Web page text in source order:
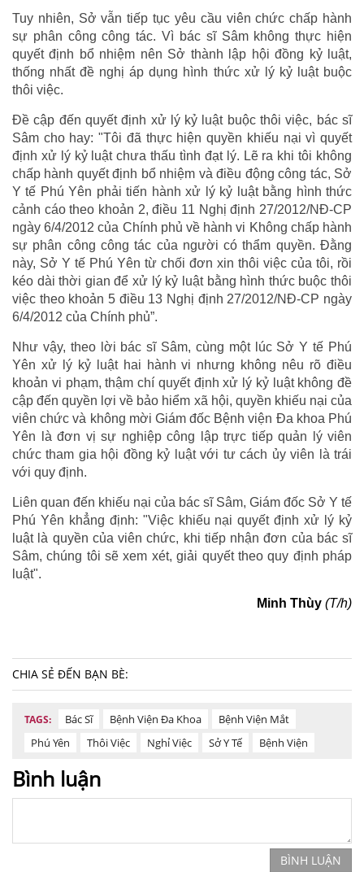
Tuy nhiên, Sở vẫn tiếp tục yêu cầu viên chức chấp hành
sự phân công công tác. Vì bác sĩ Sâm không thực hiện
quyết định bổ nhiệm nên Sở thành lập hội đồng kỷ luật,
thống nhất đề nghị áp dụng hình thức xử lý kỷ luật buộc
thôi việc.
Đề cập đến quyết định xử lý kỷ luật buộc thôi việc, bác sĩ
Sâm cho hay: "Tôi đã thực hiện quyền khiếu nại vì quyết
định xử lý kỷ luật chưa thấu tình đạt lý. Lẽ ra khi tôi không
chấp hành quyết định bổ nhiệm và điều động công tác, Sở
Y tế Phú Yên phải tiến hành xử lý kỷ luật bằng hình thức
cảnh cáo theo khoản 2, điều 11 Nghị định 27/2012/NĐ-CP
ngày 6/4/2012 của Chính phủ về hành vi Không chấp hành
sự phân công công tác của người có thẩm quyền. Đằng
này, Sở Y tế Phú Yên từ chối đơn xin thôi việc của tôi, rồi
kéo dài thời gian để xử lý kỷ luật bằng hình thức buộc thôi
việc theo khoản 5 điều 13 Nghị định 27/2012/NĐ-CP ngày
6/4/2012 của Chính phủ”.
Như vậy, theo lời bác sĩ Sâm, cùng một lúc Sở Y tế Phú
Yên xử lý kỷ luật hai hành vi nhưng không nêu rõ điều
khoản vi phạm, thậm chí quyết định xử lý kỷ luật không đề
cập đến quyền lợi về bảo hiểm xã hội, quyền khiếu nại của
viên chức và không mời Giám đốc Bệnh viện Đa khoa Phú
Yên là đơn vị sự nghiệp công lập trực tiếp quản lý viên
chức tham gia hội đồng kỷ luật với tư cách ủy viên là trái
với quy định.
Liên quan đến khiếu nại của bác sĩ Sâm, Giám đốc Sở Y tế
Phú Yên khẳng định: "Việc khiếu nại quyết định xử lý kỷ
luật là quyền của viên chức, khi tiếp nhận đơn của bác sĩ
Sâm, chúng tôi sẽ xem xét, giải quyết theo quy định pháp
luật".
Minh Thùy (T/h)
CHIA SẺ ĐẾN BẠN BÈ:
TAGS: Bác Sĩ Bệnh Viện Đa Khoa
Bệnh Viện Mắt
Phú Yên
Thôi Việc Nghỉ Việc Sở Y Tế Bệnh Viện
Bình luận
BÌNH LUẬN